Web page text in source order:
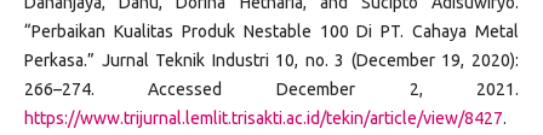
“Perbaikan Kualitas Produk Nestable 100 Di PT. Cahaya Metal
Perkasa.” Jurnal Teknik Industri 10, no. 3 (December 19, 2020):
266–274. Accessed December 2, 2021.
https://www.trijurnal.lemlit.trisakti.ac.id/tekin/article/view/8427.